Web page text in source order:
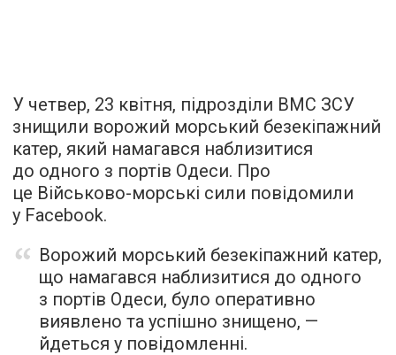
У четвер, 23 квітня, підрозділи ВМС ЗСУ
знищили ворожий морський безекіпажний
катер, який намагався наблизитися
до одного з портів Одеси. Про
це Військово-морські сили повідомили
у Facebook.
Ворожий морський безекіпажний катер,
що намагався наблизитися до одного
з портів Одеси, було оперативно
виявлено та успішно знищено, —
йдеться у повідомленні.